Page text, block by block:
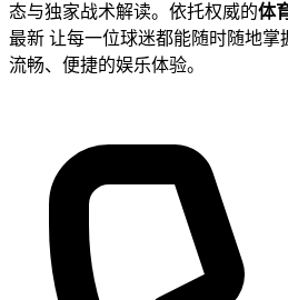
态与独家战术解读。依托权威的体
最新 让每一位球迷都能随时随地掌
流畅、便捷的娱乐体验。